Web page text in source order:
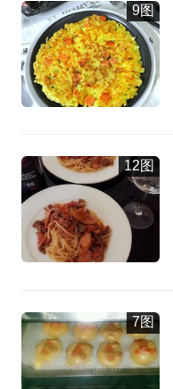
9图
12图
7图